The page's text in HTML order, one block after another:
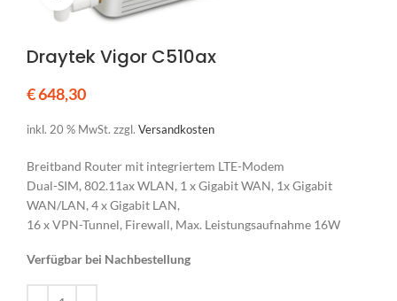
Draytek Vigor C510ax
€648,30
inkl. 20 % MwSt. zzgl. Versandkosten
Breitband Router mit integriertem LTE-Modem
Dual-SIM, 802.11ax WLAN, 1 x Gigabit WAN, 1x Gigabit
WAN/LAN, 4 x Gigabit LAN,
16 x VPN-Tunnel, Firewall, Max. Leistungsaufnahme 16W
Verfügbar bei Nachbestellung